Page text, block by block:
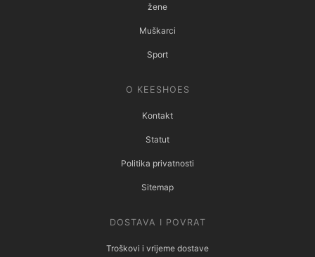
žene
Muškarci
Sport
O KEESHOES
Kontakt
Statut
Politika privatnosti
Sitemap
DOSTAVA I POVRAT
Troškovi i vrijeme dostave